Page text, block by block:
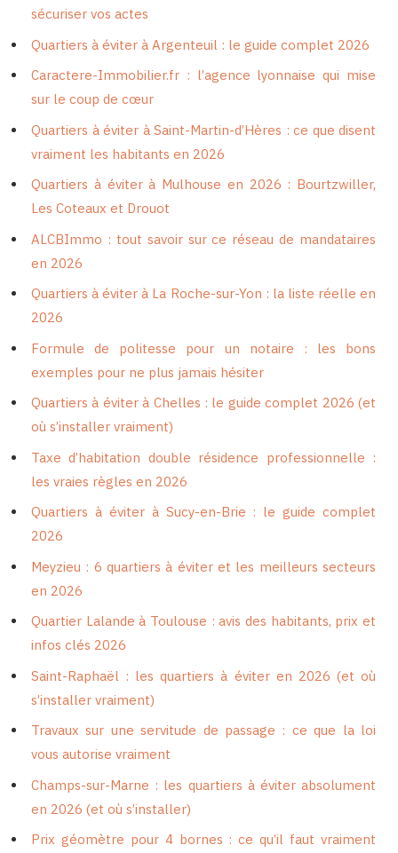
sécuriser vos actes
Quartiers à éviter à Argenteuil : le guide complet 2026
Caractere-Immobilier.fr : l’agence lyonnaise qui mise
sur le coup de cœur
Quartiers à éviter à Saint-Martin-d’Hères : ce que disent
vraiment les habitants en 2026
Quartiers à éviter à Mulhouse en 2026 : Bourtzwiller,
Les Coteaux et Drouot
ALCBImmo : tout savoir sur ce réseau de mandataires
en 2026
Quartiers à éviter à La Roche-sur-Yon : la liste réelle en
2026
Formule de politesse pour un notaire : les bons
exemples pour ne plus jamais hésiter
Quartiers à éviter à Chelles : le guide complet 2026 (et
où s’installer vraiment)
Taxe d’habitation double résidence professionnelle :
les vraies règles en 2026
Quartiers à éviter à Sucy-en-Brie : le guide complet
2026
Meyzieu : 6 quartiers à éviter et les meilleurs secteurs
en 2026
Quartier Lalande à Toulouse : avis des habitants, prix et
infos clés 2026
Saint-Raphaël : les quartiers à éviter en 2026 (et où
s’installer vraiment)
Travaux sur une servitude de passage : ce que la loi
vous autorise vraiment
Champs-sur-Marne : les quartiers à éviter absolument
en 2026 (et où s’installer)
Prix géomètre pour 4 bornes : ce qu’il faut vraiment